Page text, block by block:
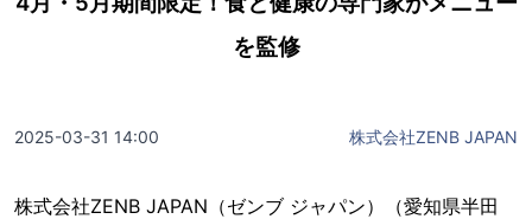
を監修
2025-03-31 14:00 株式会社ZENB JAPAN
株式会社ZENB JAPAN（ゼンブ ジャパン）（愛知県半田